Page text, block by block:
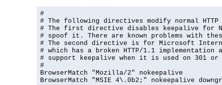
#
# The following directives modify normal HTTP
# The first directive disables keepalive for
# spoof it. There are known problems with
# The second directive is for Microsoft
# which has a broken HTTP/1.1 implementation
# support keepalive when it is used on 301
#
BrowserMatch "Mozilla/2" nokeepalive
BrowserMatch "MSIE 4\.0b2;" nokeepalive